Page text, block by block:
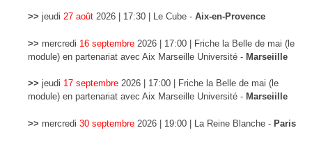
« Sur la paillasse sonore de ce laboratoire expérimental, c’est la
de Stroop » qui va faire mouche, épater et conclure avec la théorie très
>> jeudi27 août 2026 | 17:30 | Le Cube -Aix-en-Provence
>> mercredi 16 septembre 2026 | 17:00 | Friche la Belle de mai (le
module) en partenariat avec Aix Marseille Université - Marseiille
>> jeudi 17 septembre 2026 | 17:00 | Friche la Belle de mai (le
module) en partenariat avec Aix Marseille Université - Marseiille
>> mercredi30 septembre 2026 | 19:00 | La Reine Blanche - Paris